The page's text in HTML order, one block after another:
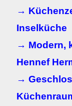
→
Inselküche
→ Modern,
Hennef
→